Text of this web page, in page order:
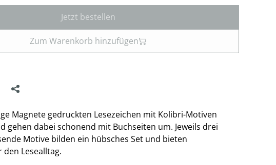
Jetzt bestellen
Zum Warenkorb hinzufügen
Magnete gedruckten Lesezeichen mit Kolibri-Motiven
gehen dabei schonend mit Buchseiten um. Jeweils drei
Motive bilden ein hübsches Set und bieten
Lesealltag.